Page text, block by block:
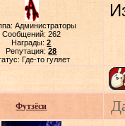
Администраторы
Сообщений: 262
Награды:2
Репутация:28
Где-то гуляет
Футзёси